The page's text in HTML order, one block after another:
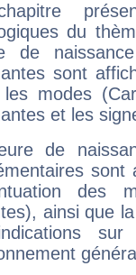
du
de
sont
les modes
et les
de
sont
des
ainsi que
sur